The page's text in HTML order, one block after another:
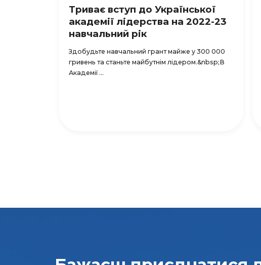
Триває вступ до Української
академії лідерства на 2022-23
навчальний рік
Здобудьте навчальний грант майже у 300 000
гривень та станьте майбутнім лідером.&nbsp;В
Академії ...